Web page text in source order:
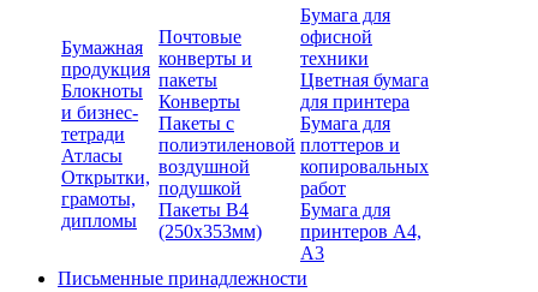
Бумажная
продукция
Блокноты
и бизнес-
тетради
Атласы
Открытки,
грамоты,
дипломы
Почтовые
конверты и
пакеты
Конверты
Пакеты с
полиэтиленовой
воздушной
подушкой
Пакеты В4
(250х353мм)
Бумага для
офисной
техники
Цветная бумага
для принтера
Бумага для
плоттеров и
копировальных
работ
Бумага для
принтеров А4,
А3
Письменные принадлежности